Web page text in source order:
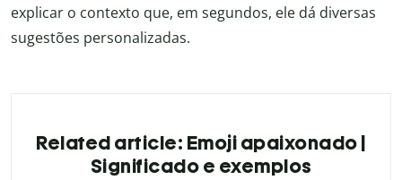
explicar o contexto que, em segundos, ele dá diversas
sugestões personalizadas.
Related article: Emoji apaixonado |
Significado e exemplos